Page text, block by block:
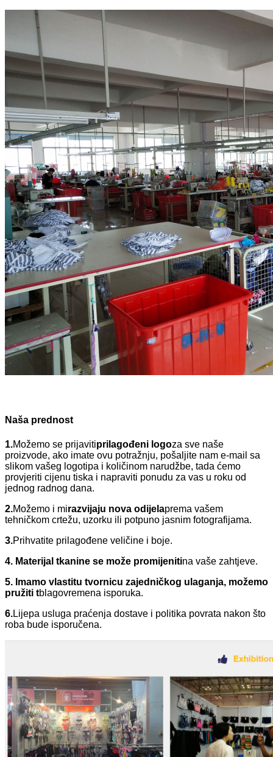
Naša prednost
1.Možemo se prijavitiprilagođeni logoza sve naše
proizvode, ako imate ovu potražnju, pošaljite nam e-mail sa
slikom vašeg logotipa i količinom narudžbe, tada ćemo
provjeriti cijenu tiska i napraviti ponudu za vas u roku od
jednog radnog dana.
2.Možemo i mirazvijaju nova odijelaprema vašem
tehničkom crtežu, uzorku ili potpuno jasnim fotografijama.
3.Prihvatite prilagođene veličine i boje.
4. Materijal tkanine se može promijenitina vaše zahtjeve.
5. Imamo vlastitu tvornicu zajedničkog ulaganja, možemo
pružiti tblagovremena isporuka.
6.Lijepa usluga praćenja dostave i politika povrata nakon što
roba bude isporučena.